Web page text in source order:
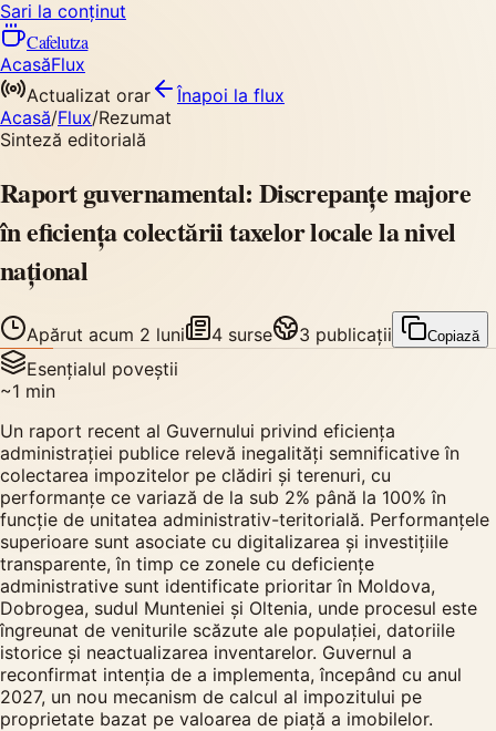
Sari la conținut
Cafelutza
AcasăFlux
Actualizat orar
Înapoi la flux
Acasă/Flux/Rezumat
Sinteză editorială
Raport guvernamental: Discrepanțe majore
în eficiența colectării taxelor locale la nivel
național
Apărut acum 2 luni 4 surse 3 publicații Copiază
Esențialul poveștii
~1 min
Un raport recent al Guvernului privind eficiența
administrației publice relevă inegalități semnificative în
colectarea impozitelor pe clădiri și terenuri, cu
performanțe ce variază de la sub 2% până la 100% în
funcție de unitatea administrativ-teritorială. Performanțele
superioare sunt asociate cu digitalizarea și investițiile
transparente, în timp ce zonele cu deficiențe
administrative sunt identificate prioritar în Moldova,
Dobrogea, sudul Munteniei și Oltenia, unde procesul este
îngreunat de veniturile scăzute ale populației, datoriile
istorice și neactualizarea inventarelor. Guvernul a
reconfirmat intenția de a implementa, începând cu anul
2027, un nou mecanism de calcul al impozitului pe
proprietate bazat pe valoarea de piață a imobilelor.